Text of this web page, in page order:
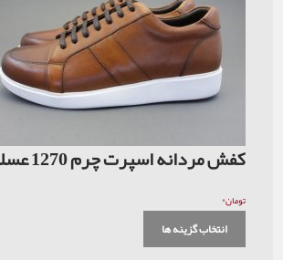
کفش مردانه اسپرت چرم 1270 عسلی
تومان۰
انتخاب گزینه ها